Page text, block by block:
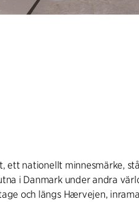
ett nationellt minnesmärke,
i Danmark under andra
och längs Hærvejen,